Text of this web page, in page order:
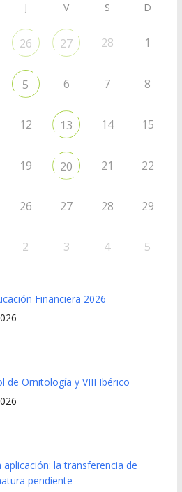
J V S D
26 27 28 1
5 6 7 8
12 13 14 15
19 20 21 22
26 27 28 29
2 3 4 5
Financiera 2026
de Ornitología y VIII Ibérico
la transferencia de
pendiente